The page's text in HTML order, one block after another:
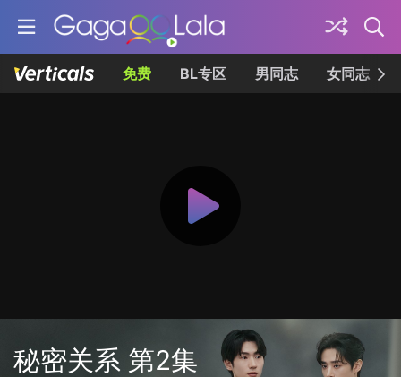
免费 BL专区 男同志 女同志
秘密关系 第2集